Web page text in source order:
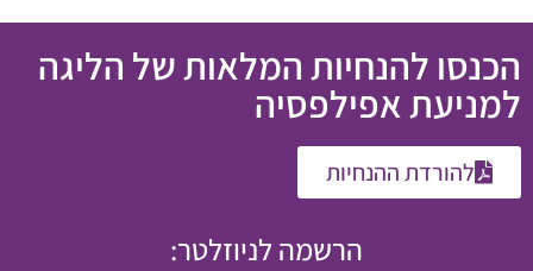
הכנסו להנחיות המלאות של הליגה
למניעת אפילפסיה​
להורדת ההנחיות
הרשמה לניוזלטר: